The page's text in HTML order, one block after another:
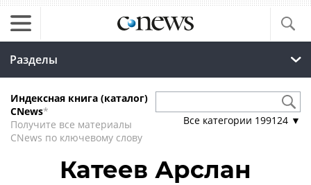
Разделы
Индексная книга (каталог)
CNews*
Получите все материалы
CNews по ключевому слову
Все категории 199124 ▼
Катеев Арслан